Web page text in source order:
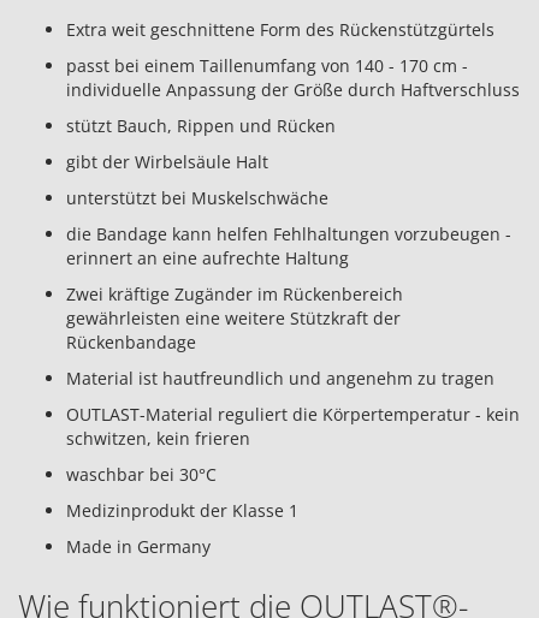
Extra weit geschnittene Form des Rückenstützgürtels
passt bei einem Taillenumfang von 140 - 170 cm -
individuelle Anpassung der Größe durch Haftverschluss
stützt Bauch, Rippen und Rücken
gibt der Wirbelsäule Halt
unterstützt bei Muskelschwäche
die Bandage kann helfen Fehlhaltungen vorzubeugen -
erinnert an eine aufrechte Haltung
Zwei kräftige Zugänder im Rückenbereich
gewährleisten eine weitere Stützkraft der
Rückenbandage
Material ist hautfreundlich und angenehm zu tragen
OUTLAST-Material reguliert die Körpertemperatur - kein
schwitzen, kein frieren
waschbar bei 30°C
Medizinprodukt der Klasse 1
Made in Germany
Wie funktioniert die OUTLAST®-